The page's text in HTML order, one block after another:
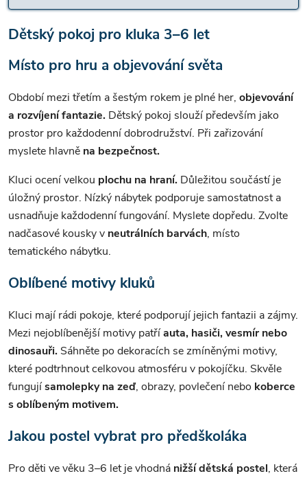
Dětský pokoj pro kluka 3–6 let
Místo pro hru a objevování světa
Období mezi třetím a šestým rokem je plné her, objevování
a rozvíjení fantazie. Dětský pokoj slouží především jako
prostor pro každodenní dobrodružství. Při zařizování
myslete hlavně na bezpečnost.
Kluci ocení velkou plochu na hraní. Důležitou součástí je
úložný prostor. Nízký nábytek podporuje samostatnost a
usnadňuje každodenní fungování. Myslete dopředu. Zvolte
nadčasové kousky v neutrálních barvách, místo
tematického nábytku.
Oblíbené motivy kluků
Kluci mají rádi pokoje, které podporují jejich fantazii a zájmy.
Mezi nejoblíbenější motivy patříauta, hasiči, vesmír nebo
dinosauři. Sáhněte po dekoracích se zmíněnými motivy,
které podtrhnout celkovou atmosféru v pokojíčku. Skvěle
fungujísamolepky na zeď, obrazy, povlečení nebo koberce
s oblíbeným motivem.
Jakou postel vybrat pro předškoláka
Pro děti ve věku 3–6 let je vhodná nižší dětská postel, která